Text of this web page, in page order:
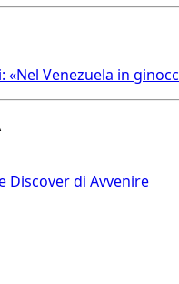
«Nel Venezuela in
Discover di Avvenire